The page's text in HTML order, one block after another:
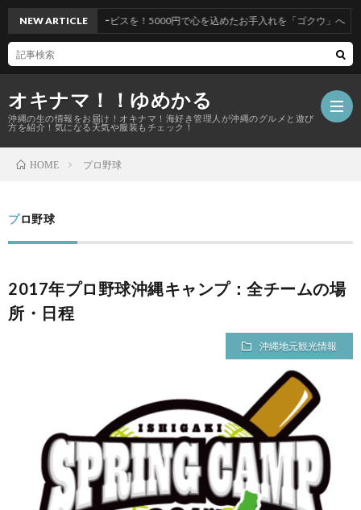
オキナマ！！ゆめかる
沖縄の生の情報をお届け！オキナマ！海好き管理人が沖縄のグルメと遊び
方を紹介！気になる天気や服装もチェック！
ト
NEW ARTICLE
スを！5000円で心を込めたお手入れを「ゴクウ」へ
HOME プロ野球
プロ野球
2017年プロ野球沖縄キャンプ：全チームの場
所・日程
沖縄地元観光情報